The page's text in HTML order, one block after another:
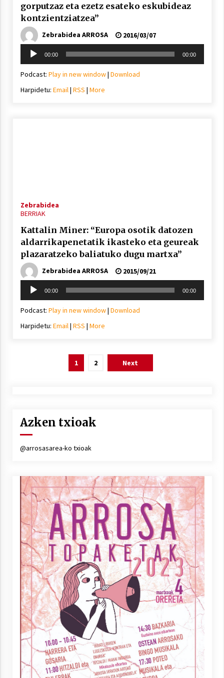
gorputzaz eta ezetz esateko eskubideaz
kontzientziatzea”
Zebrabidea ARROSA
2016/03/07
Soinu
erreproduzigailua
00:00 00:00
Podcast: Play in new window| Download
Harpidetu: Email| RSS | More
Zebrabidea
BERRIAK
Kattalin Miner: “Europa osotik datozen
aldarrikapenetatik ikasteko eta geureak
plazaratzeko baliatuko dugu martxa”
Zebrabidea ARROSA
2015/09/21
Soinu
erreproduzigailua
00:00 00:00
Podcast: Play in new window| Download
Harpidetu: Email| RSS | More
1 2 Next
Azken txioak
@arrosasarea-ko txioak